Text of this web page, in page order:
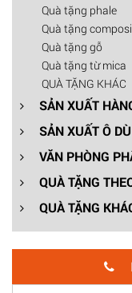
Quà tặng phale
Quà tặng
Quà tặng gỗ
Quà tặng từ mica
QUÀ TẶNG KHÁC
SẢN XUẤT
SẢN XUẤT Ô
VĂN PHÒNG
QUÀ TẶNG
QUÀ TẶNG